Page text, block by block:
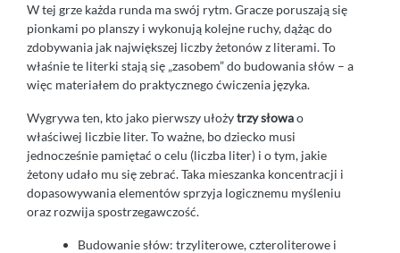
W tej grze każda runda ma swój rytm. Gracze poruszają się
pionkami po planszy i wykonują kolejne ruchy, dążąc do
zdobywania jak największej liczby żetonów z literami. To
właśnie te literki stają się „zasobem” do budowania słów – a
więc materiałem do praktycznego ćwiczenia języka.
Wygrywa ten, kto jako pierwszy ułożytrzy słowao
właściwej liczbie liter. To ważne, bo dziecko musi
jednocześnie pamiętać o celu (liczba liter) i o tym, jakie
żetony udało mu się zebrać. Taka mieszanka koncentracji i
dopasowywania elementów sprzyja logicznemu myśleniu
oraz rozwija spostrzegawczość.
Budowanie słów: trzyliterowe, czteroliterowe i